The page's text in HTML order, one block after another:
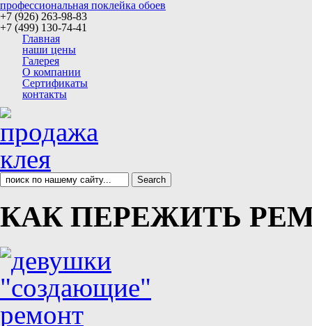
профессиональная поклейка обоев
+7 (926) 263-98-83
+7 (499) 130-74-41
Главная
наши цены
Галерея
О компании
Сертификаты
контакты
КАК ПЕРЕЖИТЬ